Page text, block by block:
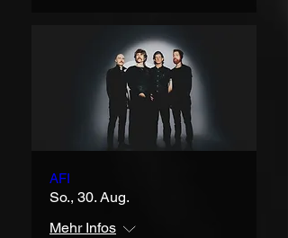
AFI
So., 30. Aug.
Mehr Infos